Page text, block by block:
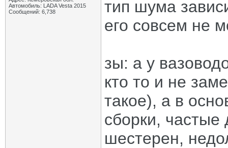
Автомобиль: LADA Vesta 2015
Сообщений: 6,738
тип шума
его совсем не
зы: а у
кто то и не
такое), а в
сборки,
шестерен,